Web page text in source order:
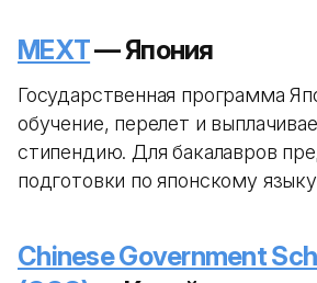
MEXT— Япония
Государственная программа
обучение, перелет и
стипендию. Для бакалавров
подготовки по японскому
Chinese Government